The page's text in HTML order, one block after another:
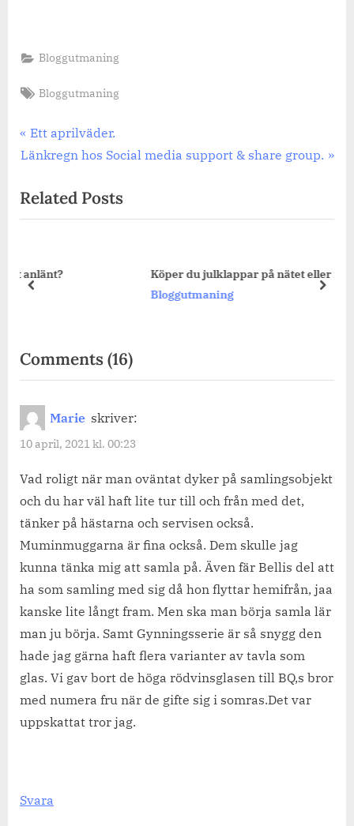
Bloggutmaning
Tags:
Bloggutmaning
Inläggsnavigering
Previous
Post:
Ett aprilväder.
Next
Länkregn hos Social media support & share group.
Related Posts
Köper du julklappar på nätet eller i vanlig butik?
prev next
Comments(16)on
“Det
Marie skriver:
10 april, 2021 kl. 00:23
Vad roligt när man oväntat dyker på samlingsobjekt
och du har väl haft lite tur till och från med det,
tänker på hästarna och servisen också.
Muminmuggarna är fina också. Dem skulle jag
kunna tänka mig att samla på. Även fär Bellis del att
ha som samling med sig då hon flyttar hemifrån, jaa
kanske lite långt fram. Men ska man börja samla lär
man ju börja. Samt Gynningsserie är så snygg den
hade jag gärna haft flera varianter av tavla som
glas. Vi gav bort de höga rödvinsglasen till BQ,s bror
med numera fru när de gifte sig i somras.Det var
uppskattat tror jag.
Svara